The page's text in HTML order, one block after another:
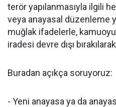
terör yapılanmasıyla ilgili
veya anayasal düzenleme
muğlak ifadelerle,
iradesi devre dışı
Buradan açıkça soruyoruz:
- Yeni anayasa ya da